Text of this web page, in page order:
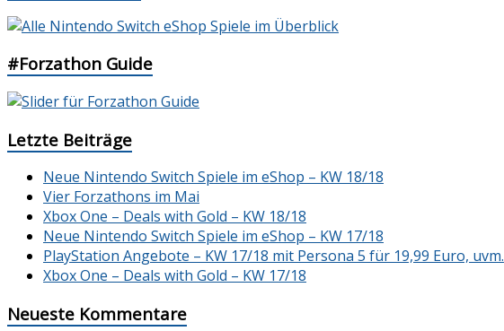
#Forzathon Guide
Letzte Beiträge
Neue Nintendo Switch Spiele im eShop – KW 18/18
Vier Forzathons im Mai
Xbox One – Deals with Gold – KW 18/18
Neue Nintendo Switch Spiele im eShop – KW 17/18
PlayStation Angebote – KW 17/18 mit Persona 5 für 19,99 Euro, uvm.
Xbox One – Deals with Gold – KW 17/18
Neueste Kommentare